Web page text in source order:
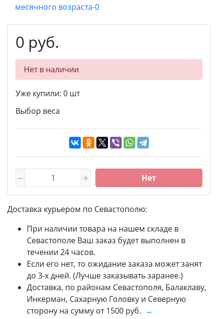
0 руб.
Нет в наличии
Уже купили: 0 шт
Выбор веса
Нет
Доставка курьером по Севастополю:
При наличии товара на нашем складе в
Севастополе Ваш заказ будет выполнен в
течении 24 часов.
Если его нет, то ожидание заказа может занят
до 3-х дней. (Лучше заказывать заранее.)
Доставка, по районам Севастополя, Балаклаву,
Инкерман, Сахарную Головку и Северную
сторону на сумму от 1500 руб. →